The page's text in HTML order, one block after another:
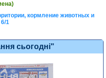
кормление животных и
1
сьогодні"